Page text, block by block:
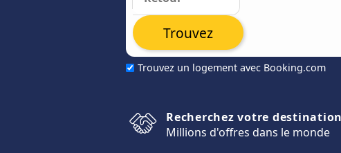
Trouvez un logement avec Booking.com
Trouvez
Recherchez votre destination
Millions d'offres dans le monde